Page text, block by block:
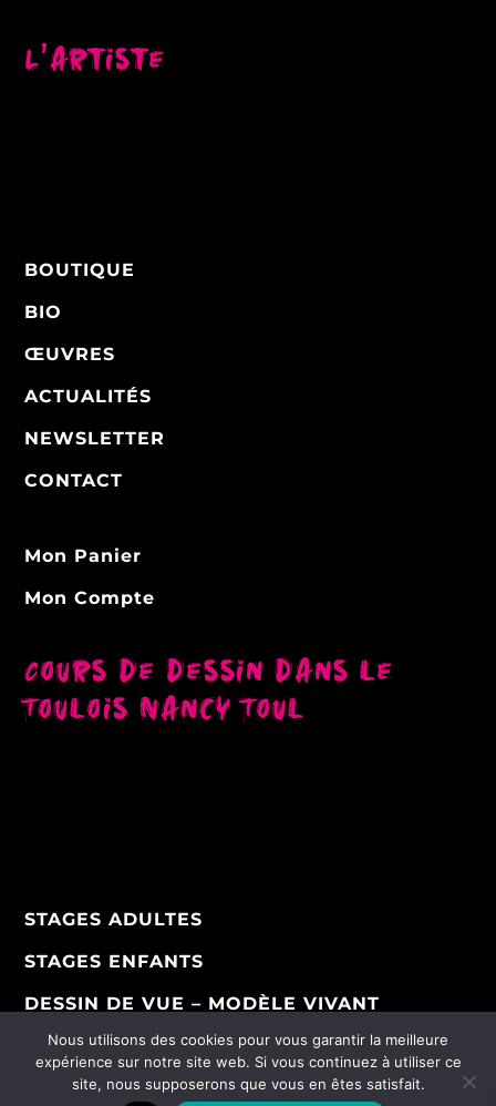
L’artiste
BOUTIQUE
BIO
ŒUVRES
ACTUALITÉS
NEWSLETTER
CONTACT
Mon Panier
Mon Compte
Cours de dessin dans le
Toulois Nancy Toul
STAGES ADULTES
STAGES ENFANTS
DESSIN DE VUE – MODÈLE VIVANT
COACHING INDIVIDUEL
Nous utilisons des cookies pour vous garantir la meilleure
expérience sur notre site web. Si vous continuez à utiliser ce
site, nous supposerons que vous en êtes satisfait.